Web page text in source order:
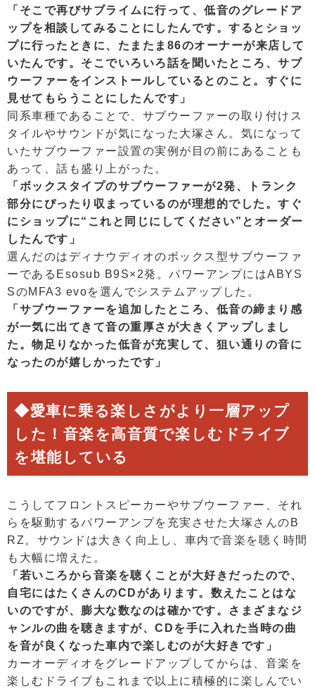
「そこで再びサブライムに行って、低音のグレードア
ップを相談してみることにしたんです。するとショッ
プに行ったときに、たまたま86のオーナーが来店して
いたんです。そこでいろいろ話を聞いたところ、サブ
ウーファーをインストールしているとのこと。すぐに
見せてもらうことにしたんです」
同系車種であることで、サブウーファーの取り付けス
タイルやサウンドが気になった大塚さん。気になって
いたサブウーファー設置の実例が目の前にあることも
あって、話も盛り上がった。
「ボックスタイプのサブウーファーが2発、トランク
部分にぴったり収まっているのが理想的でした。すぐ
にショップに“これと同じにしてください”とオーダー
したんです」
選んだのはディナウディオのボックス型サブウーファ
ーであるEsosub B9S×2発。パワーアンプにはABYS
SのMFA3 evoを選んでシステムアップした。
「サブウーファーを追加したところ、低音の締まり感
が一気に出てきて音の重厚さが大きくアップしまし
た。物足りなかった低音が充実して、狙い通りの音に
なったのが嬉しかったです」
◆愛車に乗る楽しさがより一層アップ
した！音楽を高音質で楽しむドライブ
を堪能している
こうしてフロントスピーカーやサブウーファー、それ
らを駆動するパワーアンプを充実させた大塚さんのB
RZ。サウンドは大きく向上し、車内で音楽を聴く時間
も大幅に増えた。
「若いころから音楽を聴くことが大好きだったので、
自宅にはたくさんのCDがあります。数えたことはな
いのですが、膨大な数なのは確かです。さまざまなジ
ャンルの曲を聴きますが、CDを手に入れた当時の曲
を音が良くなった車内で楽しむのが大好きです」
カーオーディオをグレードアップしてからは、音楽を
楽しむドライブもこれまで以上に積極的に楽しんでい